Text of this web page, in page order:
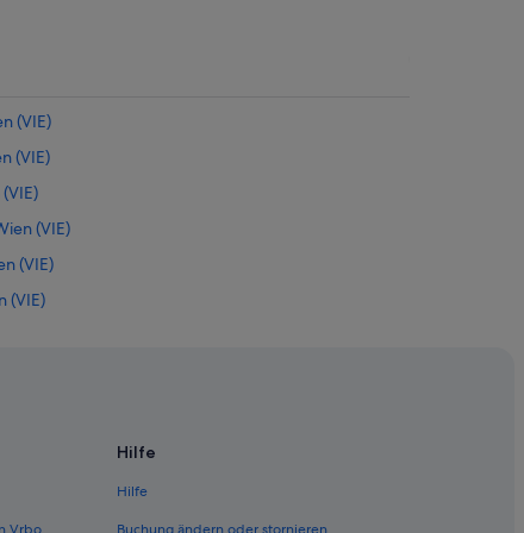
(VIE)
(VIE)
(VIE)
(VIE)
(VIE)
Hilfe
Hilfe